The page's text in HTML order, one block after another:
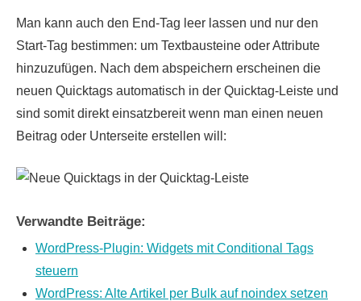
Man kann auch den End-Tag leer lassen und nur den
Start-Tag bestimmen: um Textbausteine oder Attribute
hinzuzufügen. Nach dem abspeichern erscheinen die
neuen Quicktags automatisch in der Quicktag-Leiste und
sind somit direkt einsatzbereit wenn man einen neuen
Beitrag oder Unterseite erstellen will:
Verwandte Beiträge:
WordPress-Plugin: Widgets mit Conditional Tags
steuern
WordPress: Alte Artikel per Bulk auf noindex setzen